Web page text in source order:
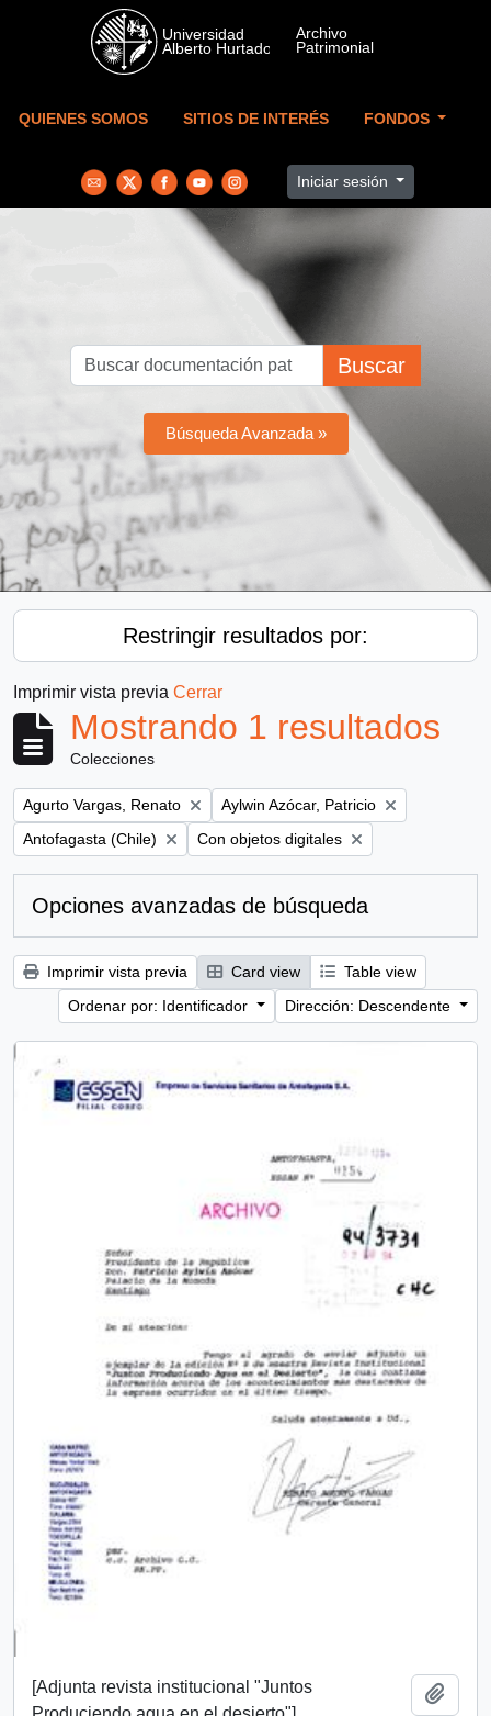
Skip to main content
QUIENES SOMOS SITIOS DE INTERÉS FONDOS
Iniciar sesión
Buscar
Búsqueda Avanzada »
Restringir resultados por:
Imprimir vista previa Cerrar
Mostrando 1 resultados
Colecciones
Remove filter:
Agurto Vargas, Renato Remove filter:
Aylwin Azócar, Patricio
Remove filter:
Antofagasta (Chile) Remove filter:
Con objetos digitales
Opciones avanzadas de búsqueda
Imprimir vista previa Card view
Table view
Ordenar por: Identificador
Dirección: Descendente
[Adjunta revista institucional "Juntos